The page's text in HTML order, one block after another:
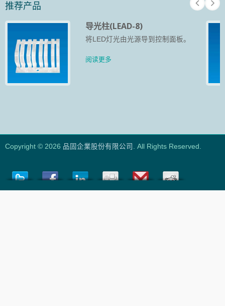
推荐产品
导光柱(LEAD-8)
将LED灯光由光源导到控制面板。
阅读更多
Copyright © 2026 品固企業股份有限公司 . All Rights Reserved.